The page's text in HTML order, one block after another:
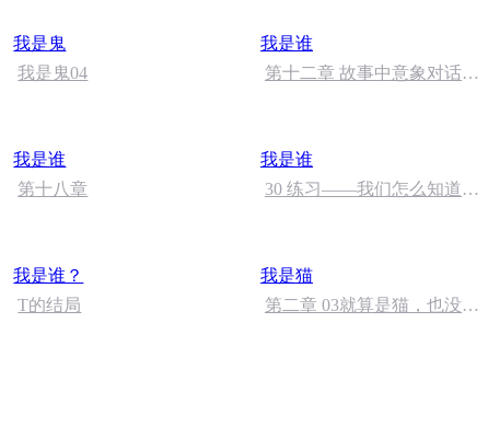
我是鬼
我是鬼04
我是谁
第十二章 故事中意象对话
我是谁
第十八章
我是谁
30 练习——我们怎么知道自
我是谁？
T的结局
我是猫
第二章 03就算是猫，也没有